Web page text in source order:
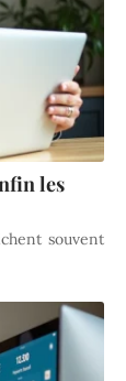
les
souvent